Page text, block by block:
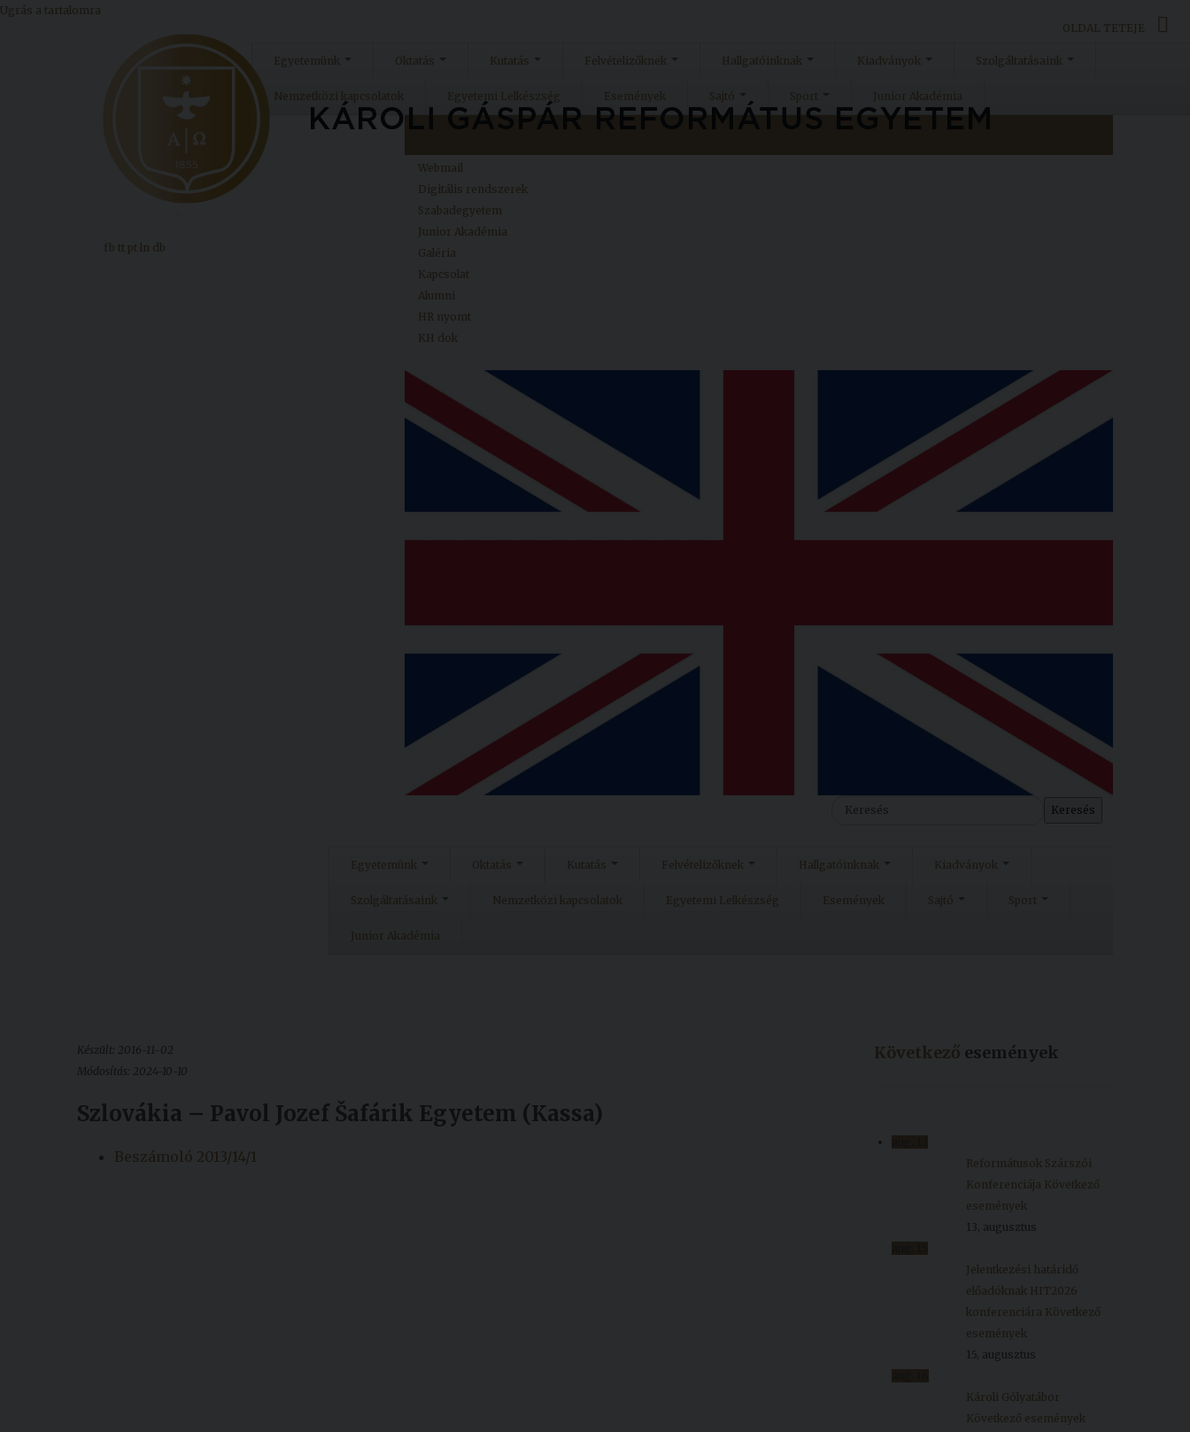
Ugrás a tartalomra
Egyetemünk Oktatás Kutatás Felvételizőknek Hallgatóinknak Kiadványok Szolgáltatásaink
Nemzetközi kapcsolatok Egyetemi Lelkészség Események Sajtó Sport Junior Akadémia
Webmail
Digitális rendszerek
Szabadegyetem
Junior Akadémia
Galéria
Kapcsolat
Alumni
HR nyomt
KH dok
Keresés
fb tt pt ln db
Egyetemünk Oktatás Kutatás Felvételizőknek Hallgatóinknak Kiadványok
Szolgáltatásaink Nemzetközi kapcsolatok Egyetemi Lelkészség Események Sajtó Sport
Junior Akadémia
Készült: 2016-11-02
Módosítás: 2024-10-10
Szlovákia – Pavol Jozef Šafárik Egyetem (Kassa)
Beszámoló 2013/14/1
Következő események
Reformátusok Szárszói
Konferenciája Következő
események
13, augusztus
Jelentkezési határidő
előadóknak HIT2026
konferenciára Következő
események
15, augusztus
Károli Gólyatábor
Következő események
OLDAL TETEJE